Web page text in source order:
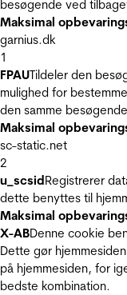
besøgende ved
Maksimal
garnius.dk
1
FPAUTildeler den
mulighed for
den samme
Maksimal
sc-static.net
2
u_scsidRegistrerer
dette benyttes til
Maksimal
X-ABDenne cookie
Dette gør
på hjemmesiden, for
bedste kombination.